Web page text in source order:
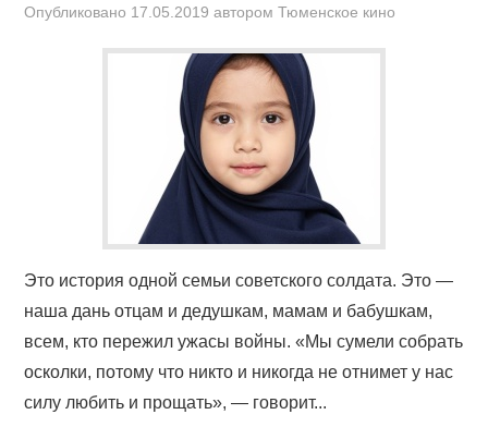
Опубликовано 17.05.2019 авторомТюменское кино
Это история одной семьи советского солдата. Это —
наша дань отцам и дедушкам, мамам и бабушкам,
всем, кто пережил ужасы войны. «Мы сумели собрать
осколки, потому что никто и никогда не отнимет у нас
силу любить и прощать», — говорит...